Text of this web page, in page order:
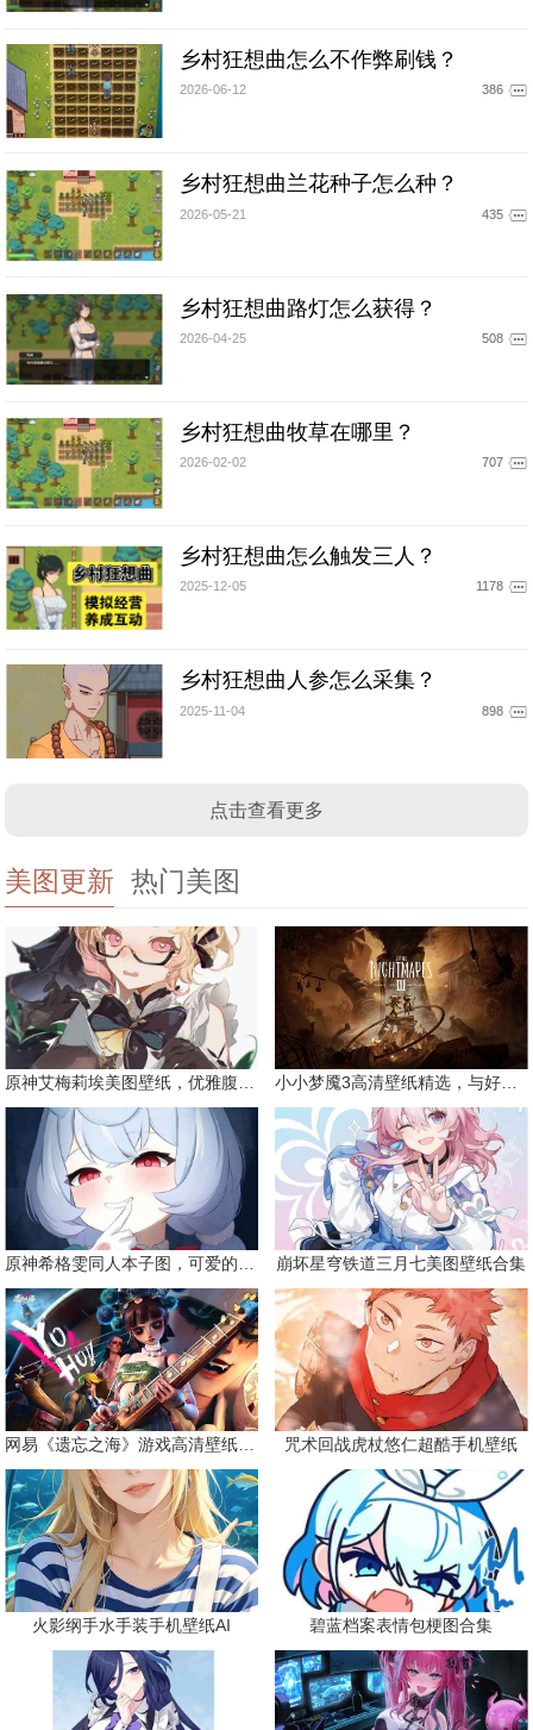
乡村狂想曲怎么不作弊刷钱？
2026-06-12 386
乡村狂想曲兰花种子怎么种？
2026-05-21 435
乡村狂想曲路灯怎么获得？
2026-04-25 508
乡村狂想曲牧草在哪里？
2026-02-02 707
乡村狂想曲怎么触发三人？
2025-12-05 1178
乡村狂想曲人参怎么采集？
2025-11-04 898
点击查看更多
美图更新 热门美图
小小梦魇3高清壁纸精选，与好友一同面对恐惧
崩坏星穹铁道三月七美图壁纸合集
咒术回战虎杖悠仁超酷手机壁纸
火影纲手水手装手机壁纸AI 碧蓝档案表情包梗图合集